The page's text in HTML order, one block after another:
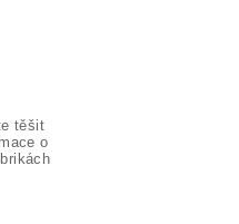
těšit
o